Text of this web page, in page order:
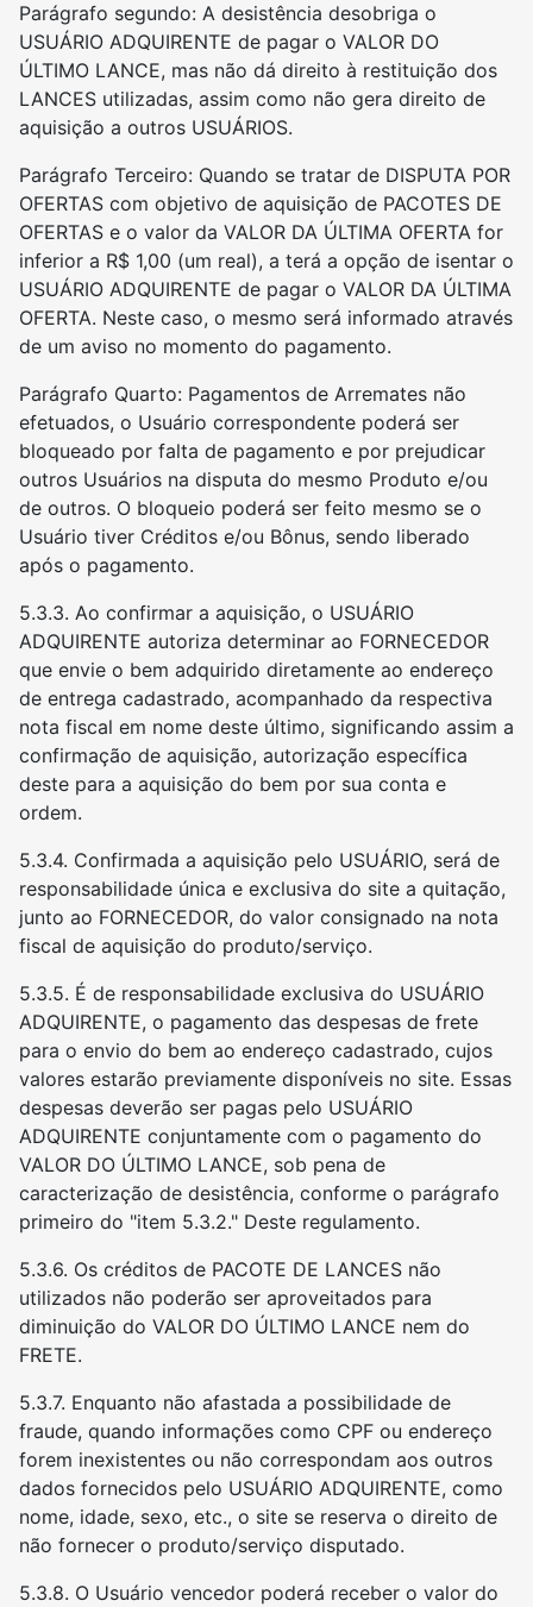
Parágrafo segundo: A desistência desobriga o
USUÁRIO ADQUIRENTE de pagar o VALOR DO
ÚLTIMO LANCE, mas não dá direito à restituição dos
LANCES utilizadas, assim como não gera direito de
aquisição a outros USUÁRIOS.
Parágrafo Terceiro: Quando se tratar de DISPUTA POR
OFERTAS com objetivo de aquisição de PACOTES DE
OFERTAS e o valor da VALOR DA ÚLTIMA OFERTA for
inferior a R$ 1,00 (um real), a terá a opção de isentar o
USUÁRIO ADQUIRENTE de pagar o VALOR DA ÚLTIMA
OFERTA. Neste caso, o mesmo será informado através
de um aviso no momento do pagamento.
Parágrafo Quarto: Pagamentos de Arremates não
efetuados, o Usuário correspondente poderá ser
bloqueado por falta de pagamento e por prejudicar
outros Usuários na disputa do mesmo Produto e/ou
de outros. O bloqueio poderá ser feito mesmo se o
Usuário tiver Créditos e/ou Bônus, sendo liberado
após o pagamento.
5.3.3. Ao confirmar a aquisição, o USUÁRIO
ADQUIRENTE autoriza determinar ao FORNECEDOR
que envie o bem adquirido diretamente ao endereço
de entrega cadastrado, acompanhado da respectiva
nota fiscal em nome deste último, significando assim a
confirmação de aquisição, autorização específica
deste para a aquisição do bem por sua conta e
ordem.
5.3.4. Confirmada a aquisição pelo USUÁRIO, será de
responsabilidade única e exclusiva do site a quitação,
junto ao FORNECEDOR, do valor consignado na nota
fiscal de aquisição do produto/serviço.
5.3.5. É de responsabilidade exclusiva do USUÁRIO
ADQUIRENTE, o pagamento das despesas de frete
para o envio do bem ao endereço cadastrado, cujos
valores estarão previamente disponíveis no site. Essas
despesas deverão ser pagas pelo USUÁRIO
ADQUIRENTE conjuntamente com o pagamento do
VALOR DO ÚLTIMO LANCE, sob pena de
caracterização de desistência, conforme o parágrafo
primeiro do "item 5.3.2." Deste regulamento.
5.3.6. Os créditos de PACOTE DE LANCES não
utilizados não poderão ser aproveitados para
diminuição do VALOR DO ÚLTIMO LANCE nem do
FRETE.
5.3.7. Enquanto não afastada a possibilidade de
fraude, quando informações como CPF ou endereço
forem inexistentes ou não correspondam aos outros
dados fornecidos pelo USUÁRIO ADQUIRENTE, como
nome, idade, sexo, etc., o site se reserva o direito de
não fornecer o produto/serviço disputado.
5.3.8. O Usuário vencedor poderá receber o valor do